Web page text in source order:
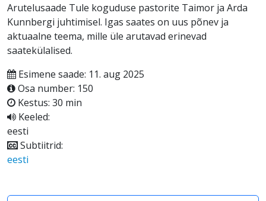
Arutelusaade Tule koguduse pastorite Taimor ja Arda
Kunnbergi juhtimisel. Igas saates on uus põnev ja
aktuaalne teema, mille üle arutavad erinevad
saatekülalised.
Esimene saade: 11. aug 2025
Osa number: 150
Kestus: 30 min
Keeled:
eesti
Subtiitrid:
eesti